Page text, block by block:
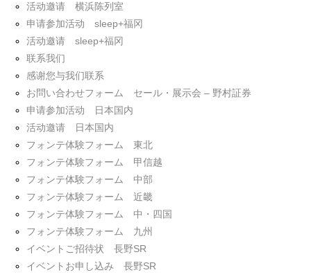
活动邀请 横浜陈列室
申请参加活动 sleep+福冈
活动邀请 sleep+福冈
联系我们
感谢您与我们联系
お問い合わせフォーム セール・展示会 – 野村証券
申请参加活动 日本国内
活动邀请 日本国内
フォンテ体験フォーム 東北
フォンテ体験フォーム 甲信越
フォンテ体験フォーム 中部
フォンテ体験フォーム 近畿
フォンテ体験フォーム 中・四国
フォンテ体験フォーム 九州
イベントご招待状 長野SR
イベントお申し込み 長野SR